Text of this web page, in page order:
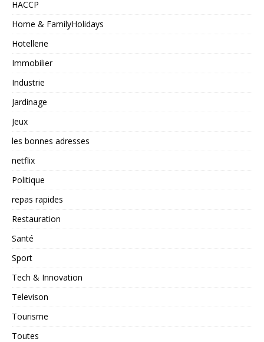
HACCP
Home & FamilyHolidays
Hotellerie
Immobilier
Industrie
Jardinage
Jeux
les bonnes adresses
netflix
Politique
repas rapides
Restauration
Santé
Sport
Tech & Innovation
Televison
Tourisme
Toutes